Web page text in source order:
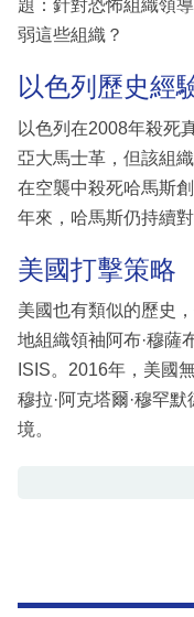
題：針對恐怖組織領
弱這些組織？
以色列歷史經
以色列在2008年殺死
亞大馬士革，但該組
在空襲中殺死哈馬斯
年來，哈馬斯仍持續
美國打擊策略
美國也有類似的歷史
地組織領袖阿布·穆薩
ISIS。2016年，美國
穆拉·阿克塔爾·穆罕
境。